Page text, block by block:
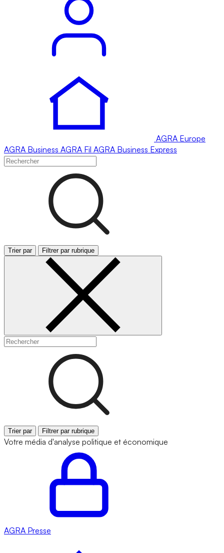
AGRA Europe
AGRA Business AGRA Fil AGRA Business Express
Trier par Filtrer par rubrique
Trier par Filtrer par rubrique
Votre média d'analyse politique et économique
AGRA Presse